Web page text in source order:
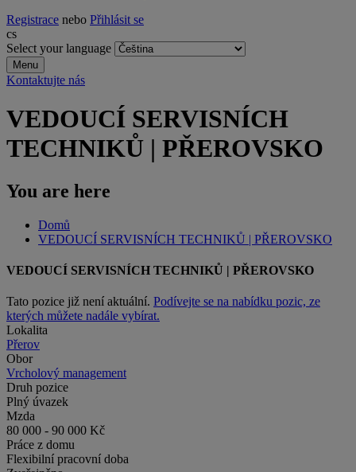
Registrace nebo Přihlásit se
cs
Select your language
Menu
Kontaktujte nás
VEDOUCÍ SERVISNÍCH
TECHNIKŮ | PŘEROVSKO
You are here
Domů
VEDOUCÍ SERVISNÍCH TECHNIKŮ | PŘEROVSKO
VEDOUCÍ SERVISNÍCH TECHNIKŮ | PŘEROVSKO
Tato pozice již není aktuální. Podívejte se na nabídku pozic, ze
kterých můžete nadále vybírat.
Lokalita
Přerov
Obor
Vrcholový management
Druh pozice
Plný úvazek
Mzda
80 000 - 90 000 Kč
Práce z domu
Flexibilní pracovní doba